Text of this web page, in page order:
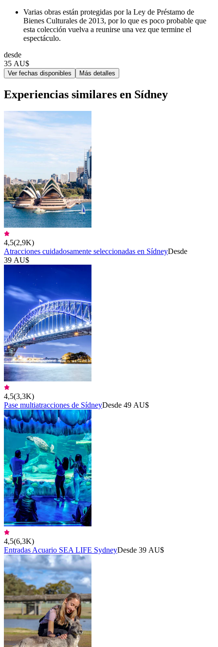
Varias obras están protegidas por la Ley de Préstamo de
Bienes Culturales de 2013, por lo que es poco probable que
esta colección vuelva a reunirse una vez que termine el
espectáculo.
desde
35 AU$
Ver fechas disponibles Más detalles
Experiencias similares en Sídney
4,5(2,9K)
Atracciones cuidadosamente seleccionadas en SídneyDesde
39 AU$
4,5(3,3K)
Pase multiatracciones de SídneyDesde 49 AU$
4,5(6,3K)
Entradas Acuario SEA LIFE SydneyDesde 39 AU$